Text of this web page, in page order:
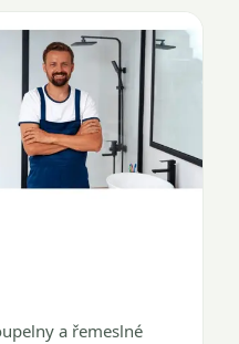
a řemeslné